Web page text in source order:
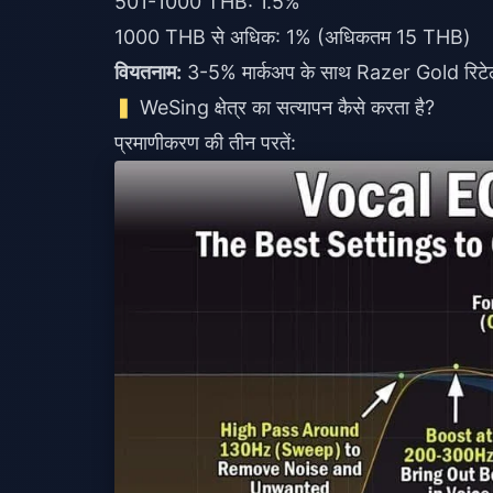
1000 THB से अधिक: 1% (अधिकतम 15 THB)
वियतनाम: 3-5% मार्कअप के साथ Razer Gold
WeSing क्षेत्र का सत्यापन कैसे करता है?
प्रमाणीकरण की तीन परतें: